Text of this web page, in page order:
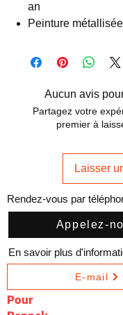
an
Peinture métallisée
Aucun avis
Partagez votre
premier à
Laisser
Rendez-vous par
Appelez-
En savoir plus
E-mail
Pour